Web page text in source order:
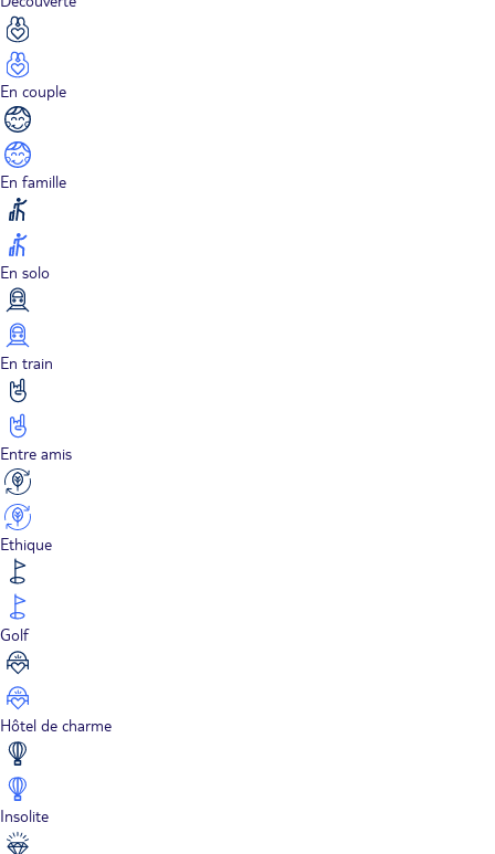
En couple
En famille
En solo
En train
Entre amis
Ethique
Golf
Hôtel de charme
Insolite